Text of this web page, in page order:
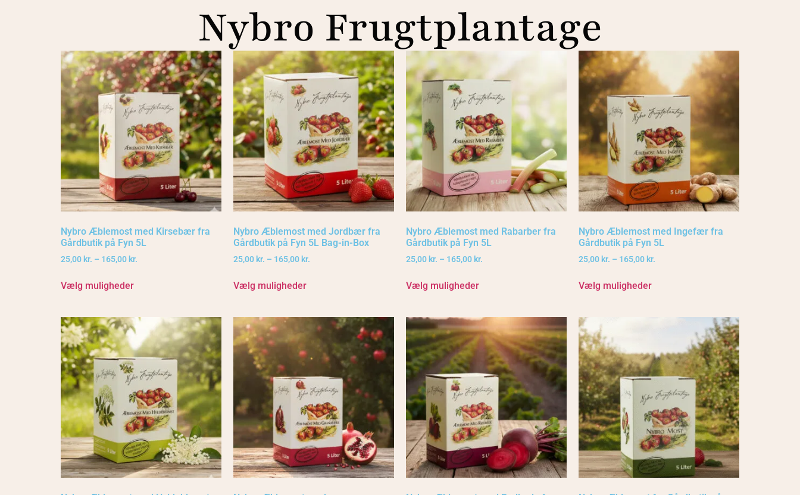
Nybro Frugtplantage
Nybro Æblemost med Kirsebær fra
Gårdbutik på Fyn 5L
25,00 kr. – 165,00 kr.
Vælg muligheder
Nybro Æblemost med Jordbær fra
Gårdbutik på Fyn 5L Bag-in-Box
25,00 kr. – 165,00 kr.
Vælg muligheder
Nybro Æblemost med Rabarber fra
Gårdbutik på Fyn 5L
25,00 kr. – 165,00 kr.
Vælg muligheder
Nybro Æblemost med Ingefær fra
Gårdbutik på Fyn 5L
25,00 kr. – 165,00 kr.
Vælg muligheder